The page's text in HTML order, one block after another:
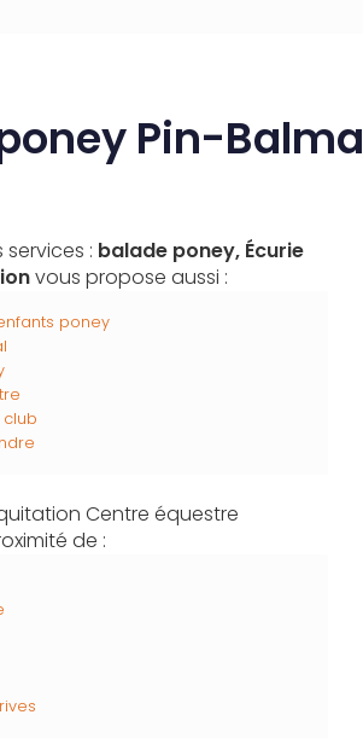
Pin-Balma
services : balade poney, Écurie
vous propose aussi :
poney
Centre équestre
de :